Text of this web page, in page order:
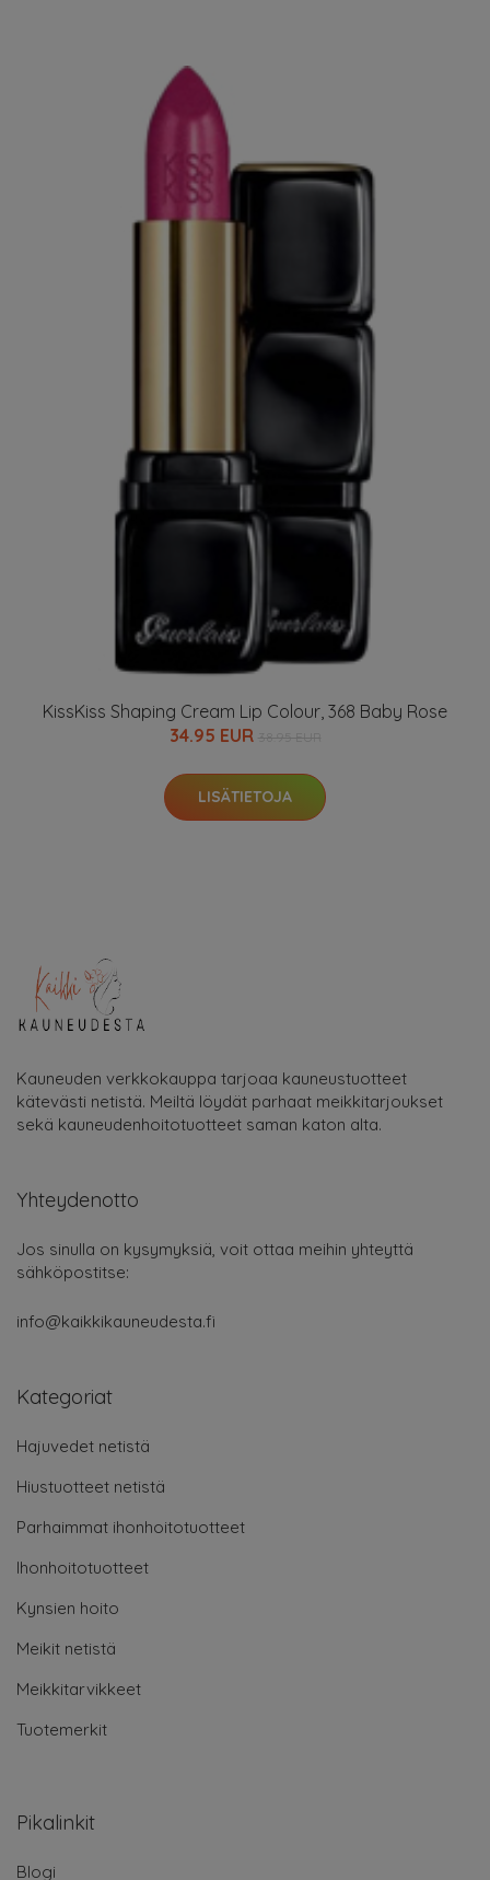
KissKiss Shaping Cream Lip Colour, 368 Baby Rose
34.95 EUR
LISÄTIETOJA
Kauneuden verkkokauppa tarjoaa kauneustuotteet
kätevästi netistä. Meiltä löydät parhaat meikkitarjoukset
sekä kauneudenhoitotuotteet saman katon alta.
Yhteydenotto
Jos sinulla on kysymyksiä, voit ottaa meihin yhteyttä
sähköpostitse:
info@kaikkikauneudesta.fi
Kategoriat
Hajuvedet netistä
Hiustuotteet netistä
Parhaimmat ihonhoitotuotteet
Ihonhoitotuotteet
Kynsien hoito
Meikit netistä
Meikkitarvikkeet
Tuotemerkit
Pikalinkit
Blogi